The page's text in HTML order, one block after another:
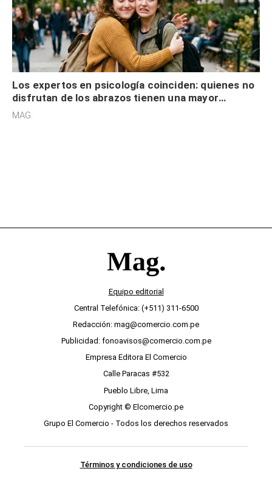
Los expertos en psicología coinciden: quienes no
disfrutan de los abrazos tienen una mayor
sensibilidad a los estímulos físicos y no es por
MAG.
Equipo editorial
Central Telefónica: (+511) 311-6500
Redacción: mag@comercio.com.pe
Publicidad: fonoavisos@comercio.com.pe
Empresa Editora El Comercio
Calle Paracas #532
Pueblo Libre, Lima
Copyright © Elcomercio.pe
Grupo El Comercio - Todos los derechos reservados
Términos y condiciones de uso